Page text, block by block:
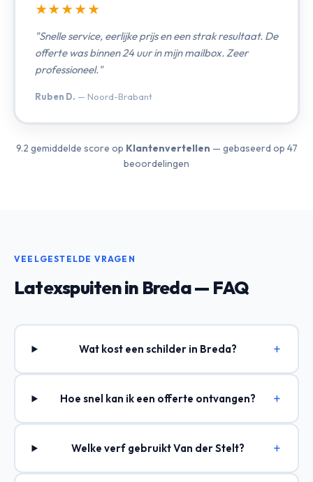
★★★★★
"Snelle service, eerlijke prijs en een strak resultaat. De
offerte was binnen 24 uur in mijn mailbox. Zeer
professioneel."
Ruben D. — Noord-Brabant
9.2 gemiddelde score op Klantenvertellen — gebaseerd op 47
beoordelingen
VEELGESTELDE VRAGEN
Latexspuiten in Breda — FAQ
Wat kost een schilder in Breda?
Hoe snel kan ik een offerte ontvangen?
Welke verf gebruikt Van der Stelt?